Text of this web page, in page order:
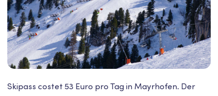
Skipass costet 53 Euro pro Tag in Mayrhofen. Der